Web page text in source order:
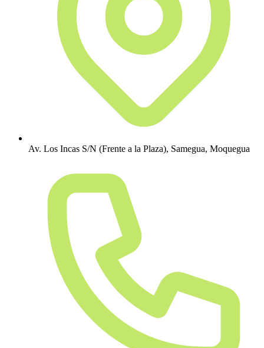
Av. Los Incas S/N (Frente a la Plaza), Samegua, Moquegua